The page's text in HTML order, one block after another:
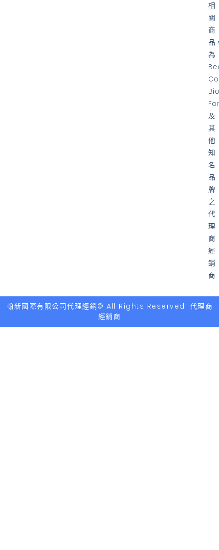
相
關
商
品
為
及
其
他
知
名
品
牌
之
代
理
商
經
銷
商
翰新國際有限公司代理經銷© All Rights Reserved. 代理商
經銷商